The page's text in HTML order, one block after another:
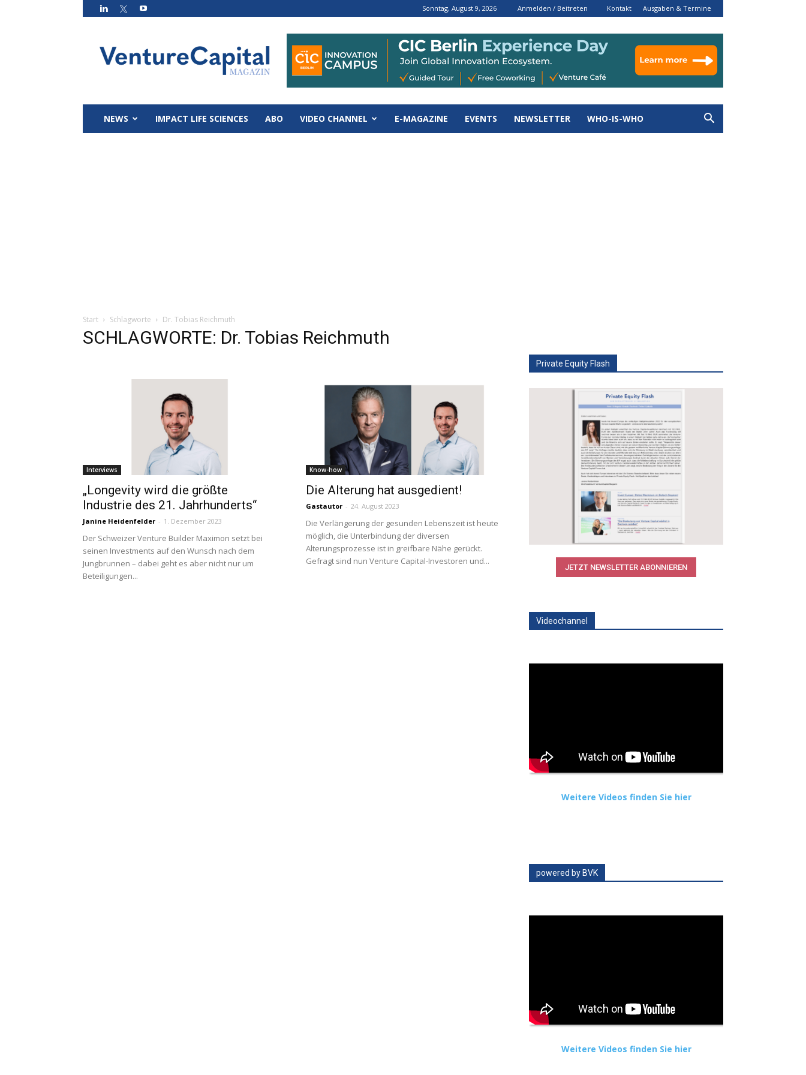
Sonntag, August 9, 2026 Anmelden / Beitreten Kontakt Ausgaben & Termine
Magazin
NEWS IMPACT LIFE SCIENCES ABO VIDEO CHANNEL E-MAGAZINE EVENTS NEWSLETTER WHO-IS-WHO
Start Schlagworte Dr. Tobias Reichmuth
SCHLAGWORTE: Dr. Tobias Reichmuth
Interviews
„Longevity wird die größte
Industrie des 21. Jahrhunderts“
Janine Heidenfelder - 1. Dezember 2023
Der Schweizer Venture Builder Maximon setzt bei
seinen Investments auf den Wunsch nach dem
Jungbrunnen – dabei geht es aber nicht nur um
Beteiligungen...
Know-how
Die Alterung hat ausgedient!
Gastautor - 24. August 2023
Die Verlängerung der gesunden Lebenszeit ist heute
möglich, die Unterbindung der diversen
Alterungsprozesse ist in greifbare Nähe gerückt.
Gefragt sind nun Venture Capital-Investoren und...
Private Equity Flash
JETZT NEWSLETTER ABONNIEREN
Videochannel
Weitere Videos finden Sie hier
powered by BVK
Weitere Videos finden Sie hier